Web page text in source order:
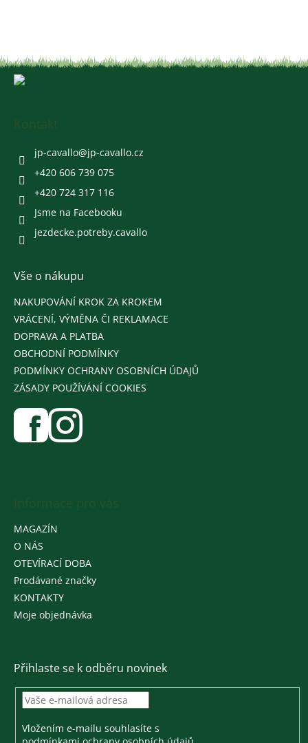
jp-cavallo@jp-cavallo.cz
+420 606 739 075
+420 724 317 116
Jsme na Facebooku
jezdecke.potreby.cavallo
Vše o nákupu
NAKUPOVÁNÍ KROK ZA KROKEM
VRÁCENÍ, VÝMĚNA ČI REKLAMACE
DOPRAVA A PLATBA
OBCHODNÍ PODMÍNKY
PODMÍNKY OCHRANY OSOBNÍCH ÚDAJŮ
ZÁSADY POUŽÍVÁNÍ COOKIES
MAGAZÍN
O NÁS
OTEVÍRACÍ DOBA
Prodávané značky
KONTAKTY
Moje objednávka
Přihlaste se k odběru novinek
Vložením e-mailu souhlasíte s